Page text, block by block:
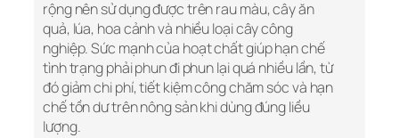
rộng nên sử dụng được trên rau màu, cây ăn
quả, lúa, hoa cảnh và nhiều loại cây công
nghiệp. Sức mạnh của hoạt chất giúp hạn chế
tình trạng phải phun đi phun lại quá nhiều lần, từ
đó giảm chi phí, tiết kiệm công chăm sóc và hạn
chế tồn dư trên nông sản khi dùng đúng liều
lượng.